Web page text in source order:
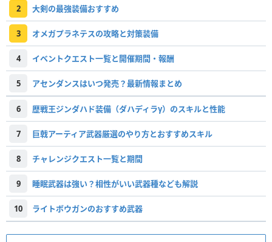
2 大剣の最強装備おすすめ
3 オメガプラネテスの攻略と対策装備
4 イベントクエスト一覧と開催期間・報酬
5 アセンダンスはいつ発売？最新情報まとめ
6 歴戦王ジンダハド装備（ダハディラγ）のスキルと性能
7 巨戟アーティア武器厳選のやり方とおすすめスキル
8 チャレンジクエスト一覧と期間
9 睡眠武器は強い？相性がいい武器種なども解説
10 ライトボウガンのおすすめ武器